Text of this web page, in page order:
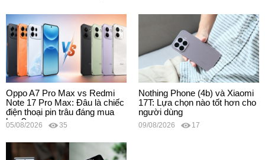
Oppo A7 Pro Max vs Redmi
Note 17 Pro Max: Đâu là chiếc
điện thoại pin trâu đáng mua
hơn?
05/08/2026 35
Nothing Phone (4b) và Xiaomi
17T: Lựa chọn nào tốt hơn cho
người dùng
09/08/2026 17